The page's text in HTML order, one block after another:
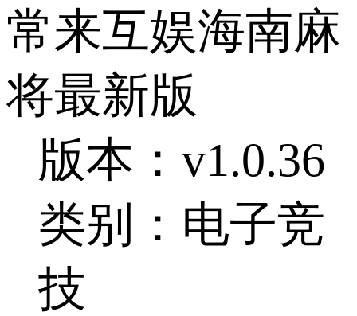
常来互娱海南麻
将最新版
版本：v1.0.36
类别：电子竞
技